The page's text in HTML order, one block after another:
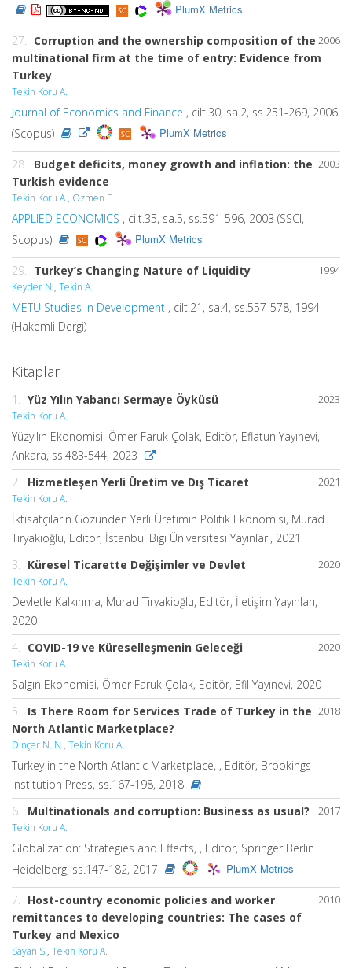
PlumX Metrics
2006
27.
Corruption and the ownership composition of the
multinational firm at the time of entry: Evidence from
Turkey
Tekin Koru A.
Journal of Economics and Finance , cilt.30, sa.2, ss.251-269, 2006
(Scopus)
PlumX Metrics
2003
28.
Budget deficits, money growth and inflation: the
Turkish evidence
Tekin Koru A., Ozmen E.
APPLIED ECONOMICS , cilt.35, sa.5, ss.591-596, 2003 (SSCI,
Scopus)
PlumX Metrics
1994
29. Turkey’s Changing Nature of Liquidity
Keyder N., Tekin A.
METU Studies in Development , cilt.21, sa.4, ss.557-578, 1994
(Hakemli Dergi)
Kitaplar
2023
1. Yüz Yılın Yabancı Sermaye Öyküsü
Tekin Koru A.
Yüzyılın Ekonomisi, Ömer Faruk Çolak, Editör, Eflatun Yayınevi,
Ankara, ss.483-544, 2023
2021
2. Hizmetleşen Yerli Üretim ve Dış Ticaret
Tekin Koru A.
İktisatçıların Gözünden Yerli Üretimin Politik Ekonomisi, Murad
Tiryakioğlu, Editör, İstanbul Bigi Üniversitesi Yayınları, 2021
2020
3. Küresel Ticarette Değişimler ve Devlet
Tekin Koru A.
Devletle Kalkınma, Murad Tiryakioğlu, Editör, İletişim Yayınları,
2020
2020
4. COVID-19 ve Küreselleşmenin Geleceği
Tekin Koru A.
Salgın Ekonomisi, Ömer Faruk Çolak, Editör, Efil Yayınevi, 2020
2018
5.
Is There Room for Services Trade of Turkey in the
North Atlantic Marketplace?
Dinçer N. N., Tekin Koru A.
Turkey in the North Atlantic Marketplace, , Editör, Brookings
Institution Press, ss.167-198, 2018
2017
6. Multinationals and corruption: Business as usual?
Tekin Koru A.
Globalization: Strategies and Effects, , Editör, Springer Berlin
Heidelberg, ss.147-182, 2017
PlumX Metrics
2010
7.
Host-country economic policies and worker
remittances to developing countries: The cases of
Turkey and Mexico
Sayan S., Tekin Koru A.